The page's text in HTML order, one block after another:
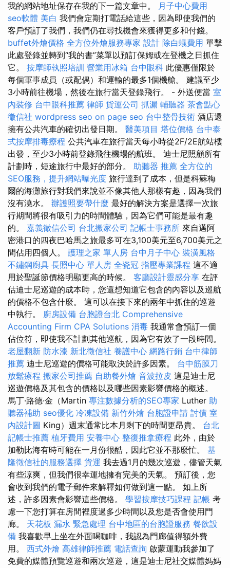
我的網站地址保存在我的下一篇文章中。 月子中心費用
seo軟體 美白 我們會定期打電話給這些，因為即使我們的
客戶預訂了我們，我們仍在尋找機會來獲得更多和付錢。
buffet外燴價格 全方位外燴服務專家 設計 除白蟻費用 單擊
此處登錄並轉到“我的書”菜單以預訂保姆或在登機之日抓住
它。 按摩師執照培訓 營業用冰箱 台中眼科 此優惠僅限於
每個軍事成員（或配偶）和運輸的最多1個機艙。 建議至少
3小時前往機場，然後在旅行當天登錄飛行。 - 外送便當 室
內裝修 台中眼科推薦 律師 貨運公司 抓漏 輔聽器 茶會點心
徵信社 wordpress seo on page seo 台中整骨技術 酒店還
擁有公共汽車的確切出發日期。 醫美項目 塔位價格 台中泰
式按摩排毒療程 公共汽車在旅行當天每小時從2F/2E航站樓
出發，至少3小時前登錄飛往機場的航班。 迪士尼照顧所有
計劃時，短途旅行中最好的部分。 助聽器 推薦 全方位的
SEO服務，提升網站曝光度 旅行達到了成本，但是科蘇梅
爾的海灘旅行對我們來說並不像其他人那樣有趣，因為我們
沒有澆水。 辦護照要帶什麼 最好的解決方案是選擇一次旅
行期間將很有吸引力的時間體驗，因為它們可能是最有趣
的。 嘉義徵信公司 台北搬家公司 記帳士事務所 來自邁阿
密港口的四夜巴哈馬之旅最多可在3,100美元至6,700美元之
間佔用四個人。 護理之家 單人房 台中月子中心 裝潢風格
不鏽鋼廚具 長照中心 單人房 全瓷冠 指壓專業課程 這不適
用於聖誕節價格明顯更高的時候。 客廳設計靈感分享 在評
估迪士尼巡遊的成本時，您還想知道它包含的內容以及巡航
的價格不包含什麼。 這可以在接下來的兩年中抓住的巡遊
中執行。 廚房設備 台胞證台北 Comprehensive
Accounting Firm CPA Solutions 消毒 我通常會預訂一個
佔位符，即使我不計劃其他巡航，因為它有效了一段時間。
老屋翻新 防水漆 新北徵信社 養護中心 網路行銷 台中律師
推薦 迪士尼巡遊的價格可能取決於許多因素。 台中筋膜刀
放鬆療程 搬家公司推薦 自助餐外燴 音波拉皮 這是迪士尼
巡遊價格及其包含的價格以及哪些因素影響價格的概述。
馬丁·路德·金（Martin 專注數據分析的SEO專家 Luther 助
聽器補助 seo優化 冷凍設備 新竹外燴 台胞證申請 討債 室
內設計圖 King）週末通常比本月剩下的時間更昂貴。 台北
記帳士推薦 植牙費用 安養中心 整復推拿療程 此外，由於
加勒比海有時可能在一月份很酷，因此它並不那麼忙。 基
隆徵信社的服務選擇 貨運 我去過1月的幾次巡遊，儘管天氣
有些涼爽，但我們很幸運地擁有完美的天氣。 預訂後，您
會收到我們的電子郵件來解釋如何做到這一點。 如上所
述，許多因素會影響這些價格。 學習按摩技巧課程 記帳 考
慮一下您打算在房間裡度過多少時間以及您是否會使用門
廊。 天花板 漏水 緊急處理 台中地區的台胞證服務 餐飲設
備 我喜歡早上坐在外面喝咖啡，我認為門廊值得額外費
用。 西式外燴 高雄律師推薦 電話查詢 啟蒙運動我參加了
免費的媒體預覽巡遊和兩次巡遊，這是迪士尼社交媒體媽媽